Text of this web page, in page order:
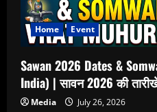
Home Event
Sawan 2026 Dates &
India) | सावन 2026 की
Media July 26, 2026